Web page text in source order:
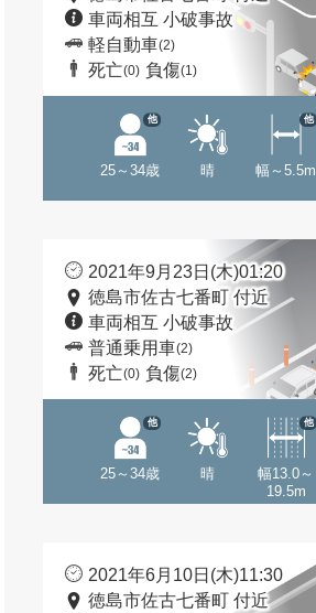
車両相互 小破事故
軽自動車(2)
死亡(0) 負傷(1)
25～34歳
他
晴 幅～5.5m
他
2021年9月23日(木)01:20
徳島市佐古七番町 付近
車両相互 小破事故
普通乗用車(2)
死亡(0) 負傷(2)
25～34歳
他
晴
幅13.0～
19.5m
他
2021年6月10日(木)11:30
徳島市佐古七番町 付近